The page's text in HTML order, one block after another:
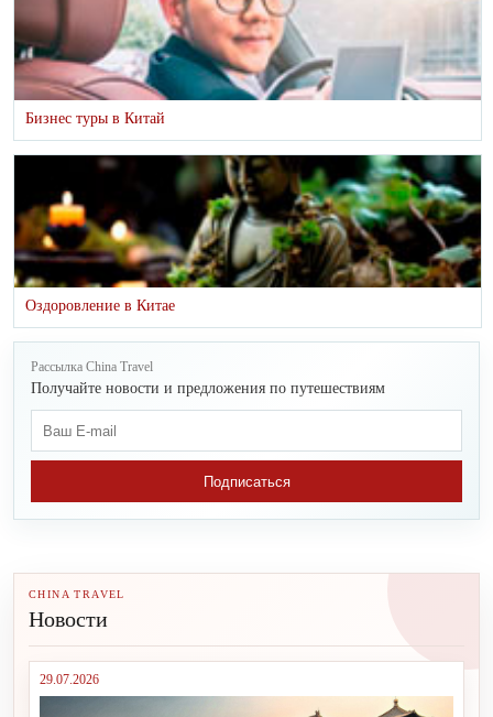
Бизнес туры в Китай
Оздоровление в Китае
Рассылка China Travel
Получайте новости и предложения по путешествиям
Подписаться
CHINA TRAVEL
Новости
29.07.2026